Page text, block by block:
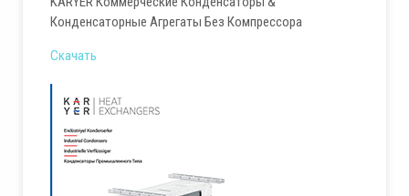
Конденсаторные Агрегаты Без Компрессора
Скачать